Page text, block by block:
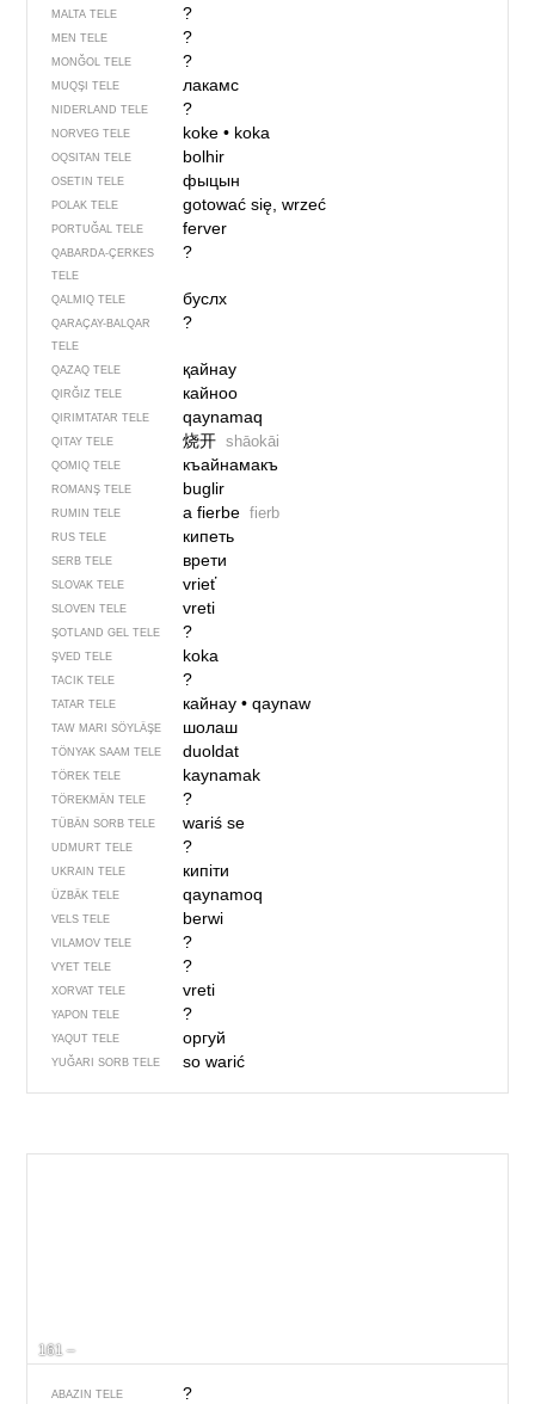
MALTA TELE ?
MEN TELE ?
MONĞOL TELE ?
MUQŞI TELE лакамс
NIDERLAND TELE ?
NORVEG TELE koke• koka
OQSITAN TELE bolhir
OSETIN TELE фыцын
POLAK TELE gotować się, wrzeć
PORTUĞAL TELE ferver
QABARDA-ÇERKES
TELE
?
QALMIQ TELE буслх
QARAÇAY-BALQAR
TELE
?
QAZAQ TELE қайнау
QIRĞIZ TELE кайноо
QIRIMTATAR TELE qaynamaq
QITAY TELE 烧开 shāokāi
QOMIQ TELE къайнамакъ
ROMANŞ TELE buglir
RUMIN TELE a fierbe fierb
RUS TELE кипеть
SERB TELE врети
SLOVAK TELE vrieť
SLOVEN TELE vreti
ŞOTLAND GEL TELE ?
ŞVED TELE koka
TACIK TELE ?
TATAR TELE кайнау• qaynaw
TAW MARI SÖYLÄŞE шолаш
TÖNYAK SAAM TELE duoldat
TÖREK TELE kaynamak
TÖREKMÄN TELE ?
TÜBÄN SORB TELE wariś se
UDMURT TELE ?
UKRAIN TELE кипіти
ÜZBÄK TELE qaynamoq
VELS TELE berwi
VILAMOV TELE ?
VYET TELE ?
XORVAT TELE vreti
YAPON TELE ?
YAQUT TELE оргуй
YUĞARI SORB TELE so warić
161 –
ABAZIN TELE ?